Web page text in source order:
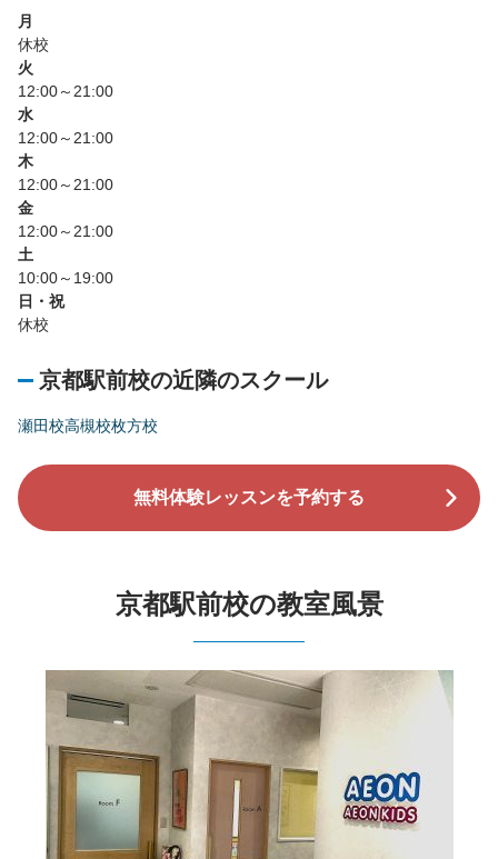
月
休校
火
12:00～21:00
水
12:00～21:00
木
12:00～21:00
金
12:00～21:00
土
10:00～19:00
日・祝
休校
京都駅前校の近隣のスクール
瀬田校高槻校枚方校
無料体験レッスンを予約する
京都駅前校の教室風景